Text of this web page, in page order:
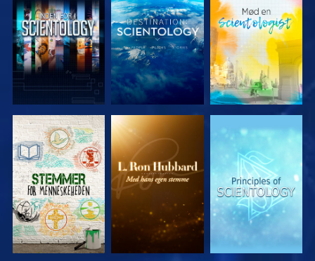
UDFORSK
SERIEN
UDFORSK
SERIEN
UDFORSK
SERIEN